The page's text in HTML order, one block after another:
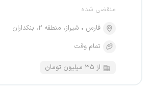
منقضی شده
فارس
شیراز، منطقه ۲، بنکداران
تمام وقت
از ۳۵ میلیون تومان